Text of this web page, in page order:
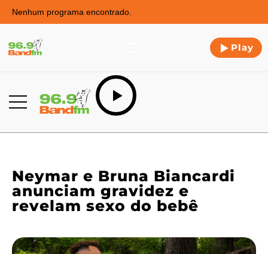
Nenhum programa encontrado.
Play
Neymar e Bruna Biancardi
anunciam gravidez e
revelam sexo do bebê